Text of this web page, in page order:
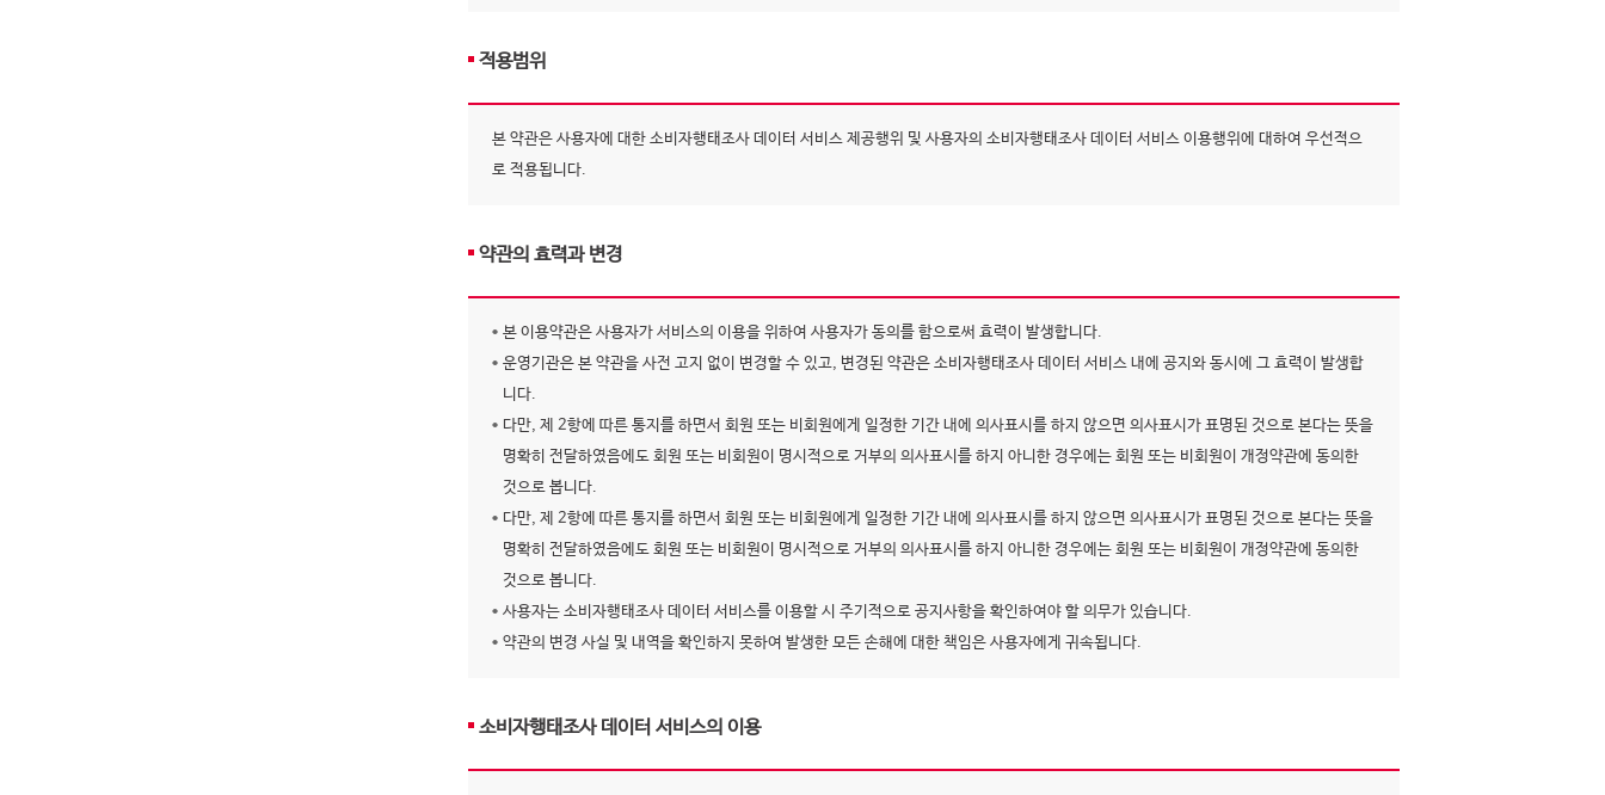
적용범위
본 약관은 사용자에 대한 소비자행태조사 데이터 서비스 제공행위 및 사용자의 소비자행태조사 데이터 서비스 이용행위에 대하여 우선적으
로 적용됩니다.
약관의 효력과 변경
본 이용약관은 사용자가 서비스의 이용을 위하여 사용자가 동의를 함으로써 효력이 발생합니다.
운영기관은 본 약관을 사전 고지 없이 변경할 수 있고, 변경된 약관은 소비자행태조사 데이터 서비스 내에 공지와 동시에 그 효력이 발생합
니다.
다만, 제 2항에 따른 통지를 하면서 회원 또는 비회원에게 일정한 기간 내에 의사표시를 하지 않으면 의사표시가 표명된 것으로 본다는 뜻을
명확히 전달하였음에도 회원 또는 비회원이 명시적으로 거부의 의사표시를 하지 아니한 경우에는 회원 또는 비회원이 개정약관에 동의한
것으로 봅니다.
다만, 제 2항에 따른 통지를 하면서 회원 또는 비회원에게 일정한 기간 내에 의사표시를 하지 않으면 의사표시가 표명된 것으로 본다는 뜻을
명확히 전달하였음에도 회원 또는 비회원이 명시적으로 거부의 의사표시를 하지 아니한 경우에는 회원 또는 비회원이 개정약관에 동의한
것으로 봅니다.
사용자는 소비자행태조사 데이터 서비스를 이용할 시 주기적으로 공지사항을 확인하여야 할 의무가 있습니다.
약관의 변경 사실 및 내역을 확인하지 못하여 발생한 모든 손해에 대한 책임은 사용자에게 귀속됩니다.
소비자행태조사 데이터 서비스의 이용